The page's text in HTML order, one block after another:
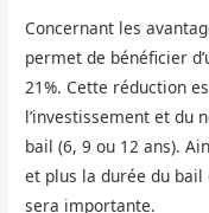
Concernant les
permet de bénéficier
21%. Cette réduction
l’investissement et du
bail (6, 9 ou 12 ans).
et plus la durée du bail
sera importante.